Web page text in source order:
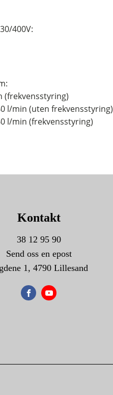
400V:
(frekvensstyring)
l/min (uten frekvensstyring)
l/min (frekvensstyring)
Kontakt
38 12 95 90
Send oss en epost
1, 4790 Lillesand